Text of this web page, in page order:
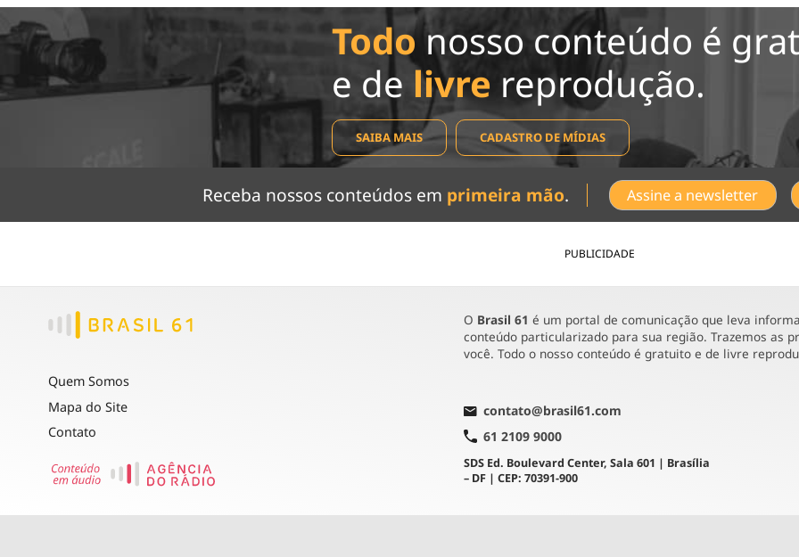
Todonosso conteúdo é
e de livre reprodução.
SAIBA MAIS CADASTRO DE MÍDIAS
Receba nossos conteúdos em primeira mão. Assine a newsletter
PUBLICIDADE
Quem Somos
Mapa do Site
Contato
O Brasil 61 é um portal de comunicação que leva
conteúdo particularizado para sua região. Trazemos as
você. Todo o nosso conteúdo é gratuito e de livre
contato@brasil61.com
61 2109 9000
SDS Ed. Boulevard Center, Sala 601 | Brasília
– DF | CEP: 70391-900